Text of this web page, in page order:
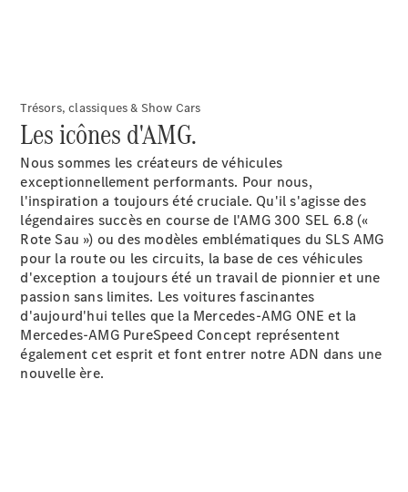
GLE Coupé
GLE
Nouveau
GLS
GLS
Mercedes-
Maybach
GLS SUV
Mercedes-
Maybach
GLS SUV
Nouveau
Classe G
Véhicule
tout-
terrain
Électrique
Trésors, classiques & Show Cars
Les icônes d'AMG.
Nous sommes les créateurs de véhicules
exceptionnellement performants. Pour nous,
l'inspiration a toujours été cruciale. Qu'il s'agisse des
légendaires succès en course de l'AMG 300 SEL 6.8 («
Rote Sau ») ou des modèles emblématiques du SLS AMG
pour la route ou les circuits, la base de ces véhicules
d'exception a toujours été un travail de pionnier et une
passion sans limites. Les voitures fascinantes
d'aujourd'hui telles que la Mercedes-AMG ONE et la
Mercedes-AMG PureSpeed Concept représentent
également cet esprit et font entrer notre ADN dans une
nouvelle ère.